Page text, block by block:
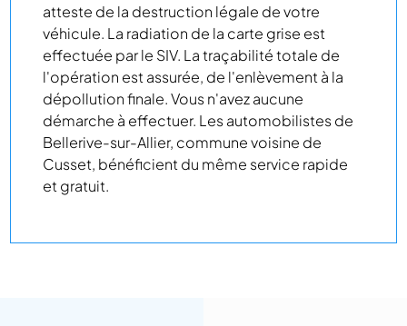
atteste de la destruction légale de votre
véhicule. La radiation de la carte grise est
effectuée par le SIV. La traçabilité totale de
l'opération est assurée, de l'enlèvement à la
dépollution finale. Vous n'avez aucune
démarche à effectuer. Les automobilistes de
Bellerive-sur-Allier, commune voisine de
Cusset, bénéficient du même service rapide
et gratuit.